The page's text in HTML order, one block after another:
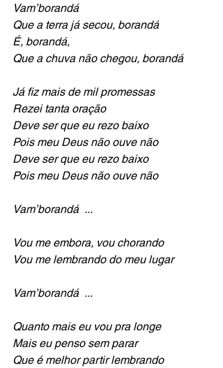
Vam’borandá
Que a terra já secou, borandá
É, borandá,
Que a chuva não chegou, borandá
Já fiz mais de mil promessas
Rezei tanta oração
Deve ser que eu rezo baixo
Pois meu Deus não ouve não
Deve ser que eu rezo baixo
Pois meu Deus não ouve não
Vam’borandá  ...
Vou me embora, vou chorando
Vou me lembrando do meu lugar
Vam’borandá  ...
Quanto mais eu vou pra longe
Mais eu penso sem parar
Que é melhor partir lembrando